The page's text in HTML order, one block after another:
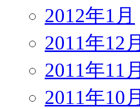
2012年1月
2011年12月
2011年11月
2011年10月